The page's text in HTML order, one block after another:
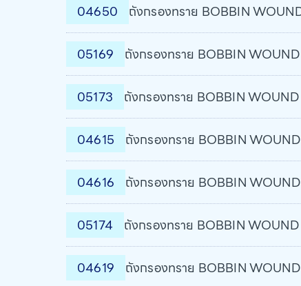
04650 ถังกรองทราย BOBBIN
05169 ถังกรองทราย BOBBIN
05173 ถังกรองทราย BOBBIN
04615 ถังกรองทราย BOBBIN
04616 ถังกรองทราย BOBBIN
05174 ถังกรองทราย BOBBIN
04619 ถังกรองทราย BOBBIN